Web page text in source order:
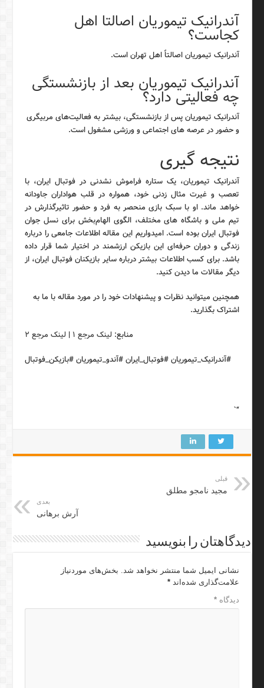
آندرانیک تیموریان اصالتا اهل
کجاست؟
آندرانیک تیموریان اصالتاً اهل تهران است.
آندرانیک تیموریان بعد از بازنشستگی
چه فعالیتی دارد؟
آندرانیک تیموریان پس از بازنشستگی، بیشتر به فعالیت‌های مربیگری
و حضور در عرصه های اجتماعی و ورزشی مشغول است.
نتیجه گیری
آندرانیک تیموریان، یک ستاره فراموش نشدنی در فوتبال ایران، با
تعصب و غیرت مثال زدنی خود، همواره در قلب هواداران جاودانه
خواهد ماند. او با سبک بازی منحصر به فرد و حضور تاثیرگذارش در
تیم ملی و باشگاه های مختلف، الگوی الهام‌بخش برای نسل جوان
فوتبال ایران بوده است. امیدواریم این مقاله اطلاعات جامعی را درباره
زندگی و دوران حرفه‌ای این بازیکن ارزشمند در اختیار شما قرار داده
باشد. برای کسب اطلاعات بیشتر درباره سایر بازیکنان فوتبال ایران، از
دیگر مقالات ما دیدن کنید.
همچنین میتوانید نظرات و پیشنهادات خود را در مورد مقاله با ما به
اشتراک بگذارید.
منابع: لینک مرجع ۱ | لینک مرجع ۲
#آندرانیک_تیموریان #فوتبال_ایران #آندو_تیموریان #بازیکن_فوتبال
“`
قبلی
مجید نامجو مطلق
بعدی
آرش برهانی
دیدگاهتان را بنویسید
نشانی ایمیل شما منتشر نخواهد شد.
بخش‌های موردنیاز
علامت‌گذاری شده‌اند*
دیدگاه*